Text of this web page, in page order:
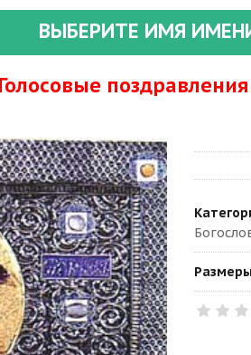
ВЫБЕРИТЕ ИМЯ
Голосовые